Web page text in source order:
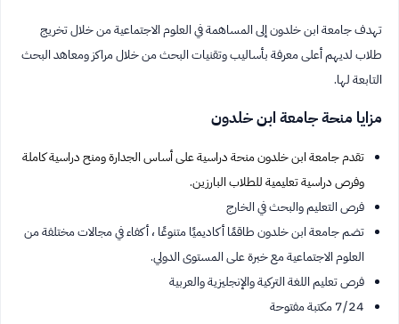
تهدف جامعة ابن خلدون إلى المساهمة في العلوم الاجتماعية من خلال تخريج
طلاب لديهم أعلى معرفة بأساليب وتقنيات البحث من خلال مراكز ومعاهد البحث
التابعة لها.
مزايا منحة جامعة ابن خلدون
تقدم جامعة ابن خلدون منحة دراسية على أساس الجدارة ومنح دراسية كاملة
وفرص دراسية تعليمية للطلاب البارزين.
فرص التعليم والبحث في الخارج
تضم جامعة ابن خلدون طاقمًا أكاديميًا متنوعًا ، أكفاء في مجالات مختلفة من
العلوم الاجتماعية مع خبرة على المستوى الدولي.
فرص تعليم اللغة التركية والإنجليزية والعربية
7/24 مكتبة مفتوحة